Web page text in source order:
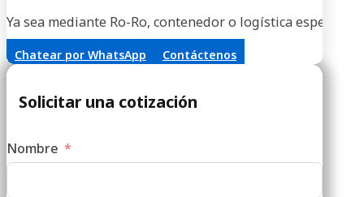
Ya sea mediante Ro-Ro, contenedor o logística
Chatear por WhatsApp Contáctenos
Solicitar una cotización
Nombre